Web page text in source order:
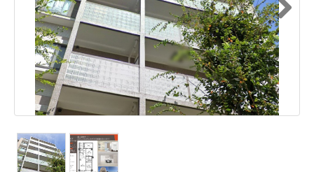
Next